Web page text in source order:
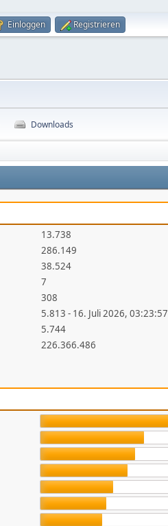
Einloggen Registrieren
Downloads
13.738
286.149
38.524
7
308
5.813 - 16. Juli 2026, 03:23:57
5.744
226.366.486